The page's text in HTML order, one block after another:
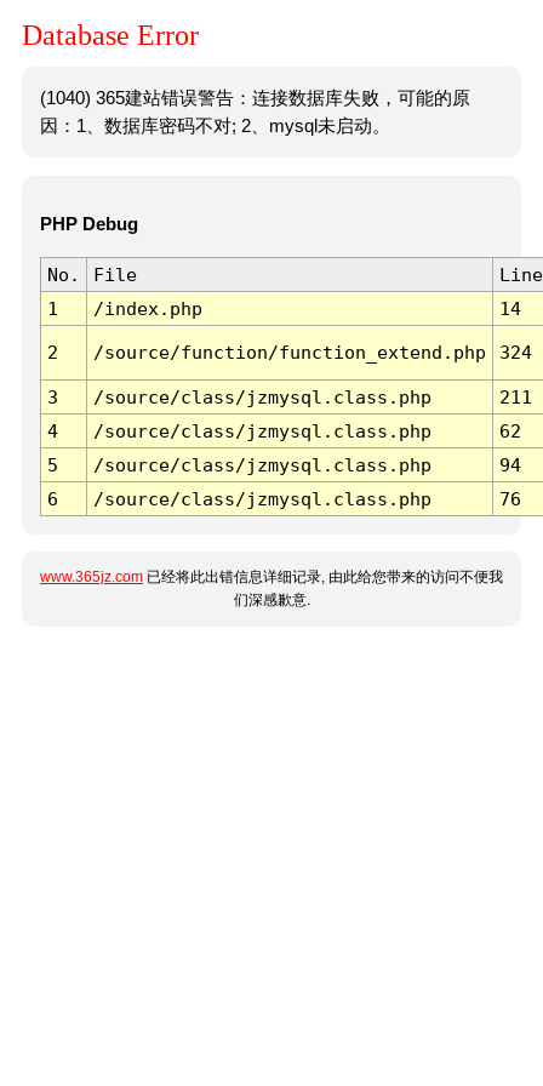
Database Error
(1040) 365建站错误警告：连接数据库失败，可能的原
因：1、数据库密码不对; 2、mysql未启动。
PHP Debug
No. File
Line
1
/index.php 14
2 /source/function/function_extend.php 324
3 /source/class/jzmysql.class.php
211
4
/source/class/jzmysql.class.php
62
5
/source/class/jzmysql.class.php
94
6
/source/class/jzmysql.class.php 76
www.365jz.com 已经将此出错信息详细记录, 由此给您带来的访问不便我
们深感歉意.